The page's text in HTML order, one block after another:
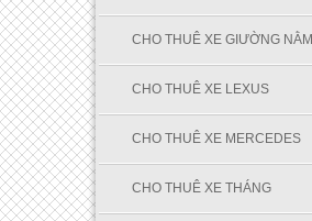
CHO THUÊ XE GIƯỜNG NẰM
CHO THUÊ XE LEXUS
CHO THUÊ XE MERCEDES
CHO THUÊ XE THÁNG